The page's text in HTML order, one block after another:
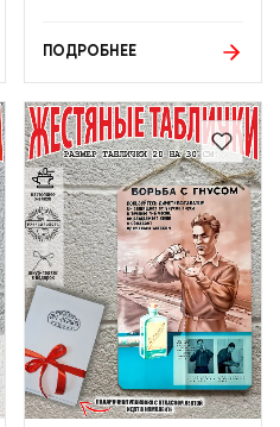
ПОДРОБНЕЕ